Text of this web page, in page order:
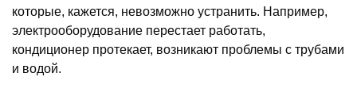
которые, кажется, невозможно устранить. Например,
электрооборудование перестает работать,
кондиционер протекает, возникают проблемы с трубами
и водой.